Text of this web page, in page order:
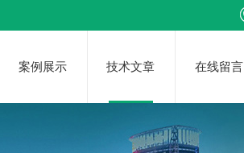
案例展示 技术文章 在线留言